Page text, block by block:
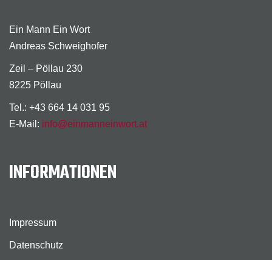
Ein Mann Ein Wort
Andreas Schweighofer
Zeil – Pöllau 230
8225 Pöllau
Tel.: +43 664 14 031 95
E-Mail: info@einmanneinwort.at
INFORMATIONEN
Impressum
Datenschutz